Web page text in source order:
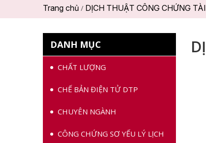
Trang chủ / DỊCH THUẬT CÔNG CHỨNG
DANH MỤC
CHẤT LƯỢNG
CHẾ BẢN ĐIỆN TỬ DTP
CHUYÊN NGÀNH
CÔNG CHỨNG SƠ YẾU LÝ LỊCH